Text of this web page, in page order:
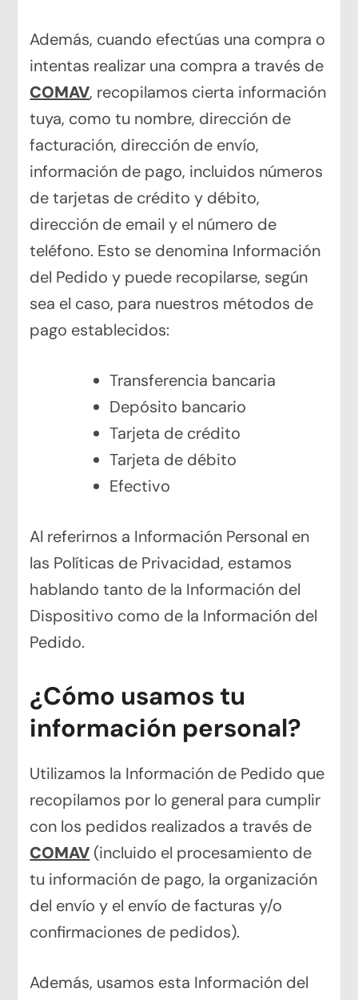
Además, cuando efectúas una compra o
intentas realizar una compra a través de
COMAV, recopilamos cierta información
tuya, como tu nombre, dirección de
facturación, dirección de envío,
información de pago, incluidos números
de tarjetas de crédito y débito,
dirección de email y el número de
teléfono. Esto se denomina Información
del Pedido y puede recopilarse, según
sea el caso, para nuestros métodos de
pago establecidos:
Transferencia bancaria
Depósito bancario
Tarjeta de crédito
Tarjeta de débito
Efectivo
Al referirnos a Información Personal en
las Políticas de Privacidad, estamos
hablando tanto de la Información del
Dispositivo como de la Información del
Pedido.
¿Cómo usamos tu
información personal?
Utilizamos la Información de Pedido que
recopilamos por lo general para cumplir
con los pedidos realizados a través de
COMAV (incluido el procesamiento de
tu información de pago, la organización
del envío y el envío de facturas y/o
confirmaciones de pedidos).
Además, usamos esta Información del